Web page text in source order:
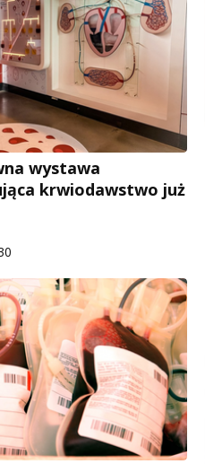
wystawa
krwiodawstwo już